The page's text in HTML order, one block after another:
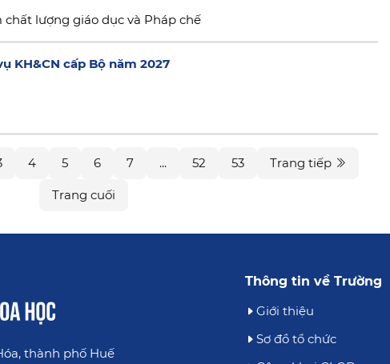
chất lượng giáo dục và Pháp chế
KH&CN cấp Bộ năm 2027
4 5 6 7 ... 52 53 Trang tiếp
Trang cuối
thành phố Huế
Thông tin về Trường
Giới thiệu
Sơ đồ tổ chức